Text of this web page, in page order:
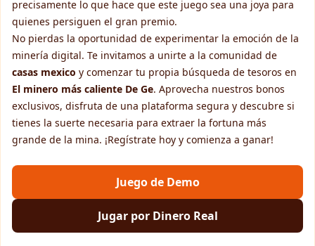
precisamente lo que hace que este juego sea una joya para
quienes persiguen el gran premio.
No pierdas la oportunidad de experimentar la emoción de la
minería digital. Te invitamos a unirte a la comunidad de
casas mexico y comenzar tu propia búsqueda de tesoros en
El minero más caliente De Ge. Aprovecha nuestros bonos
exclusivos, disfruta de una plataforma segura y descubre si
tienes la suerte necesaria para extraer la fortuna más
grande de la mina. ¡Regístrate hoy y comienza a ganar!
Juego de Demo
Jugar por Dinero Real